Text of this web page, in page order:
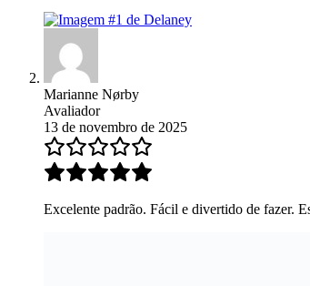
Marianne Nørby
Avaliador
13 de novembro de 2025
Excelente padrão. Fácil e divertido de fazer.